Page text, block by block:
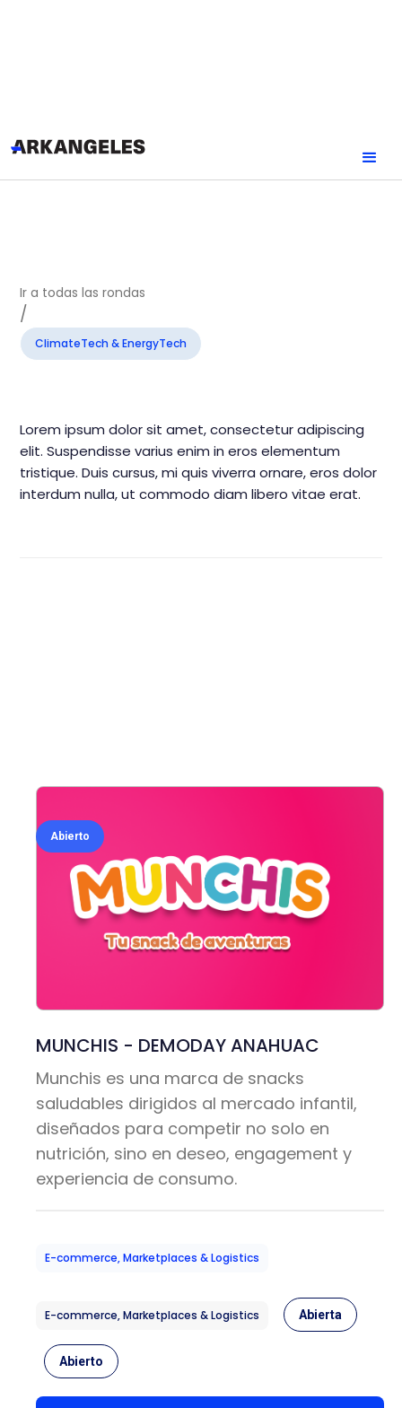
Ir a todas las rondas
/
ClimateTech & EnergyTech
Lorem ipsum dolor sit amet, consectetur adipiscing
elit. Suspendisse varius enim in eros elementum
tristique. Duis cursus, mi quis viverra ornare, eros dolor
interdum nulla, ut commodo diam libero vitae erat.
MUNCHIS - DEMODAY ANAHUAC
Munchis es una marca de snacks
saludables dirigidos al mercado infantil,
diseñados para competir no solo en
nutrición, sino en deseo, engagement y
experiencia de consumo.
E-commerce, Marketplaces & Logistics
E-commerce, Marketplaces & Logistics Abierta
Abierto
Abierto